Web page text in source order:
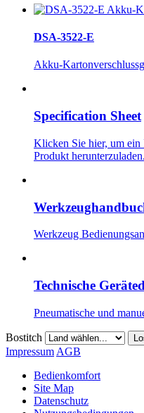
DSA-3522-E
Akku-
Specification Sheet
Klicken Sie hier, um ein
Produkt herunterzuladen.
Werkzeug
Technische
Pneumatische und
Bostitch
Impressum AGB
Bedienkomfort
Site Map
Datenschutz